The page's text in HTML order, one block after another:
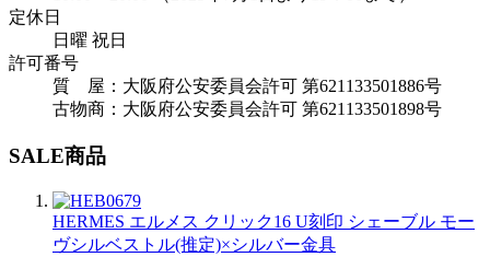
定休日
日曜 祝日
許可番号
質 屋：大阪府公安委員会許可 第621133501886号
古物商：大阪府公安委員会許可 第621133501898号
SALE商品
HERMES エルメス クリック16 U刻印 シェーブル モー
ヴシルベストル(推定)×シルバー金具